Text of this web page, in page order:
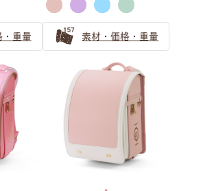
る男の子にはゴールド・シルバーのラ
ぎないランドセル探しとは
ルは少し珍しいけれど近年人気急上
リーダータイプの男の子に人気上昇
・重量 素材・価格・重量